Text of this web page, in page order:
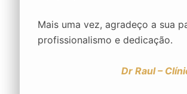
Mais uma vez, agradeço a sua
profissionalismo e dedicação.
Dr Raul –